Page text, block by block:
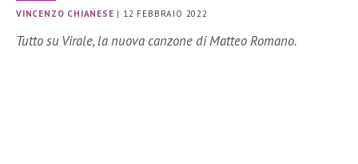
VINCENZO CHIANESE | 12 FEBBRAIO 2022
Tutto su Virale, la nuova canzone di Matteo Romano.